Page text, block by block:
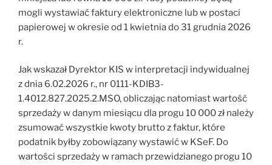
mogli wystawiać faktury elektroniczne lub w postaci
papierowej w okresie od 1 kwietnia do 31 grudnia 2026
r.
Jak wskazał Dyrektor KIS w interpretacji indywidualnej
z dnia 6.02.2026 r., nr 0111-KDIB3-
1.4012.827.2025.2.MSO, obliczając natomiast wartość
sprzedaży w danym miesiącu dla progu 10 000 zł należy
zsumować wszystkie kwoty brutto z faktur, które
podatnik byłby zobowiązany wystawić w KSeF. Do
wartości sprzedaży w ramach przewidzianego progu 10